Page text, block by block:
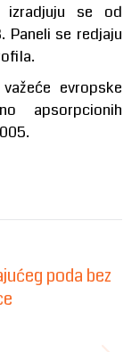
izradjuju se od
Paneli se redjaju
evropske
apsorpcionih
poda bez